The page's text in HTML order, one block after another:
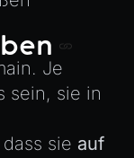
Je
sein, sie in
sie auf